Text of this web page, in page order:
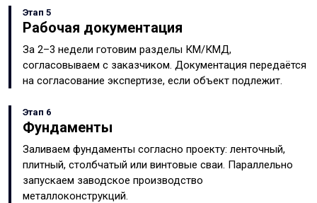
Этап 5
Рабочая документация
За 2–3 недели готовим разделы КМ/КМД,
согласовываем с заказчиком. Документация передаётся
на согласование экспертизе, если объект подлежит.
Этап 6
Фундаменты
Заливаем фундаменты согласно проекту: ленточный,
плитный, столбчатый или винтовые сваи. Параллельно
запускаем заводское производство
металлоконструкций.